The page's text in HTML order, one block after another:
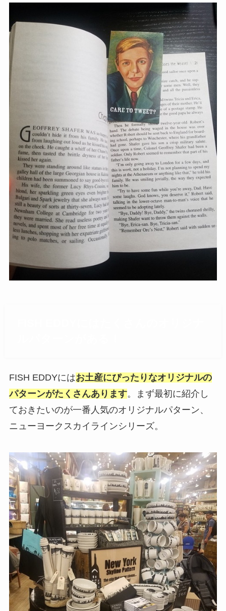
FISH EDDYにはお土産にぴったりなオリジナルの
パターンがたくさんあります。まず最初に紹介し
ておきたいのが一番人気のオリジナルパターン、
ニューヨークスカイラインシリーズ。